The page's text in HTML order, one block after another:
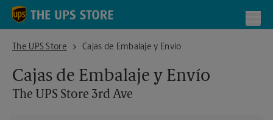
Skip to content
Return to Nav
The UPS Store
The UPS Store 3rd AveCajas de Embalaje y Envío
Cajas de Embalaje y Envío
The UPS Store 3rd Ave